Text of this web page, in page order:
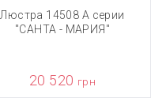
Люстра 14508 А серии
"САНТА - МАРИЯ"
20 520 грн